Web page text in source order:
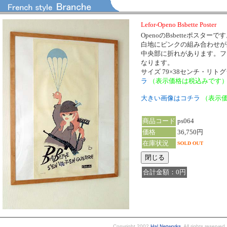
Lefor-Openo Bsbette Poster
OpenoのBsbetteポスターで
白地にピンクの組み合わせ
中央部に折れがあります。
なります。
サイズ 79×38センチ・リト
ラ
（表示価格は税込みです
大きい画像はコチラ （表示
商品コード ps064
価格
36,750円
在庫状況
合計金額：0円